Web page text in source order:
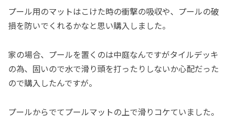
プール用のマットはこけた時の衝撃の吸収や、プールの破
損を防いでくれるかなと思い購入しました。
家の場合、プールを置くのは中庭なんですがタイルデッキ
の為、固いので水で滑り頭を打ったりしないか心配だった
ので購入したんですが。
プールからでてプールマットの上で滑りコケていました。